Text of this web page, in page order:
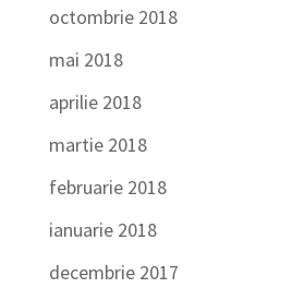
octombrie 2018
mai 2018
aprilie 2018
martie 2018
februarie 2018
ianuarie 2018
decembrie 2017